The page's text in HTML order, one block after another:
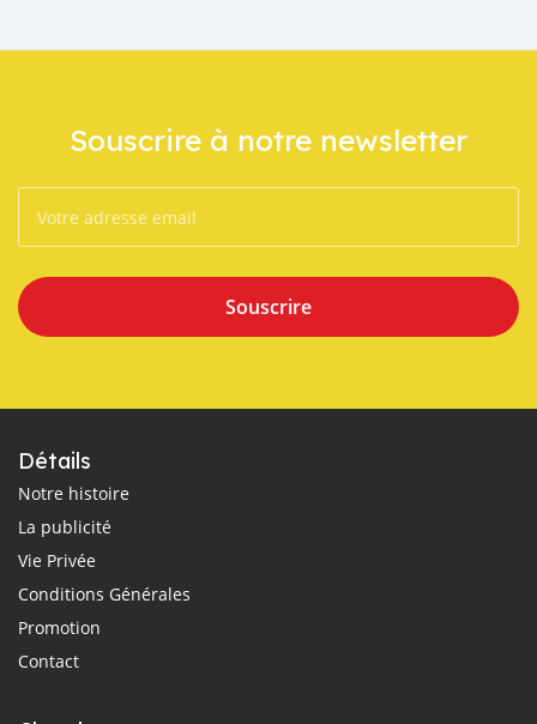
Souscrire à notre newsletter
Souscrire
Détails
Notre histoire
La publicité
Vie Privée
Conditions Générales
Promotion
Contact